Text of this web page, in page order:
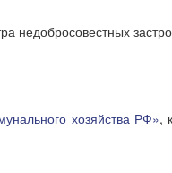
недобросовестных
хозяйства РФ»,